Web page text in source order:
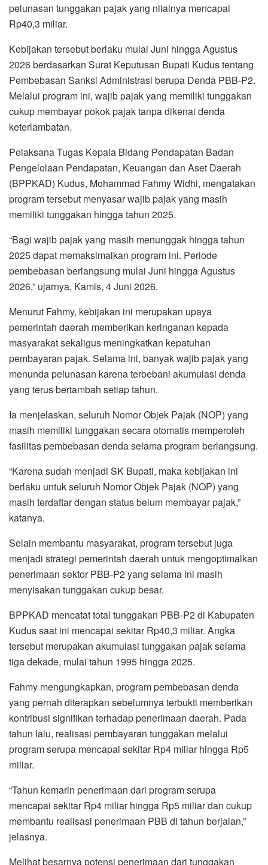
pelunasan tunggakan pajak yang nilainya mencapai
Rp40,3 miliar.
Kebijakan tersebut berlaku mulai Juni hingga Agustus
2026 berdasarkan Surat Keputusan Bupati Kudus tentang
Pembebasan Sanksi Administrasi berupa Denda PBB-P2.
Melalui program ini, wajib pajak yang memiliki tunggakan
cukup membayar pokok pajak tanpa dikenai denda
keterlambatan.
Pelaksana Tugas Kepala Bidang Pendapatan Badan
Pengelolaan Pendapatan, Keuangan dan Aset Daerah
(BPPKAD) Kudus, Mohammad Fahmy Widhi, mengatakan
program tersebut menyasar wajib pajak yang masih
memiliki tunggakan hingga tahun 2025.
“Bagi wajib pajak yang masih menunggak hingga tahun
2025 dapat memaksimalkan program ini. Periode
pembebasan berlangsung mulai Juni hingga Agustus
2026,” ujarnya, Kamis, 4 Juni 2026.
Menurut Fahmy, kebijakan ini merupakan upaya
pemerintah daerah memberikan keringanan kepada
masyarakat sekaligus meningkatkan kepatuhan
pembayaran pajak. Selama ini, banyak wajib pajak yang
menunda pelunasan karena terbebani akumulasi denda
yang terus bertambah setiap tahun.
Ia menjelaskan, seluruh Nomor Objek Pajak (NOP) yang
masih memiliki tunggakan secara otomatis memperoleh
fasilitas pembebasan denda selama program berlangsung.
“Karena sudah menjadi SK Bupati, maka kebijakan ini
berlaku untuk seluruh Nomor Objek Pajak (NOP) yang
masih terdaftar dengan status belum membayar pajak,”
katanya.
Selain membantu masyarakat, program tersebut juga
menjadi strategi pemerintah daerah untuk mengoptimalkan
penerimaan sektor PBB-P2 yang selama ini masih
menyisakan tunggakan cukup besar.
BPPKAD mencatat total tunggakan PBB-P2 di Kabupaten
Kudus saat ini mencapai sekitar Rp40,3 miliar. Angka
tersebut merupakan akumulasi tunggakan pajak selama
tiga dekade, mulai tahun 1995 hingga 2025.
Fahmy mengungkapkan, program pembebasan denda
yang pernah diterapkan sebelumnya terbukti memberikan
kontribusi signifikan terhadap penerimaan daerah. Pada
tahun lalu, realisasi pembayaran tunggakan melalui
program serupa mencapai sekitar Rp4 miliar hingga Rp5
miliar.
“Tahun kemarin penerimaan dari program serupa
mencapai sekitar Rp4 miliar hingga Rp5 miliar dan cukup
membantu realisasi penerimaan PBB di tahun berjalan,”
jelasnya.
Melihat besarnya potensi penerimaan dari tunggakan